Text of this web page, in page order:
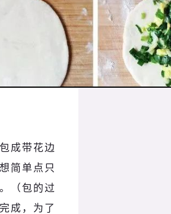
成带花边
简单点只
（包的过
成，为了